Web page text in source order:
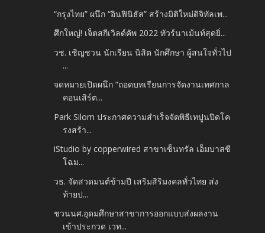
“กรุงไทย” ผนึก “อินฟินิธัส” สร้างมิติใหม่ดิจิทัลเพ...
ศึกใหญ่! เจ็ตสกีเวิลด์คัพ 2022 ทัวร์นาเม้นท์สุดยิ่...
วช. เชิญชวน นักเรียน นิสิต นักศึกษา ผู้สนใจทั่วไป
...
จดหมายเปิดผนึก “ถอดบทเรียนการจัดงานเทศกาล
คอนเสิร์ต...
Park Silom ประกาศความสำเร็จจัดพิธีเทปูนปิดโค
รงสร้า...
iStudio by copperwired สาขาเซ็นทรัล เอ็มบาสซี
โฉม...
วธ. จัดสวดมนต์ข้ามปี เสริมสิริมงคลทั่วไทย ส่ง
ท้ายป...
ชวนนศ.อุดมศึกษาสาขาการออกแบบส่งผลงาน
เข้าประกวด เวท...